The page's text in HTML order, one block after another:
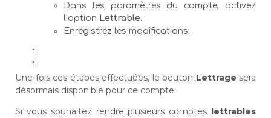
Dans les paramètres du compte, activez
l’option Lettrable.
Enregistrez les modifications.
Une fois ces étapes effectuées, le bouton Lettrage sera
désormais disponible pour ce compte.
Si vous souhaitez rendre plusieurs comptes lettrables